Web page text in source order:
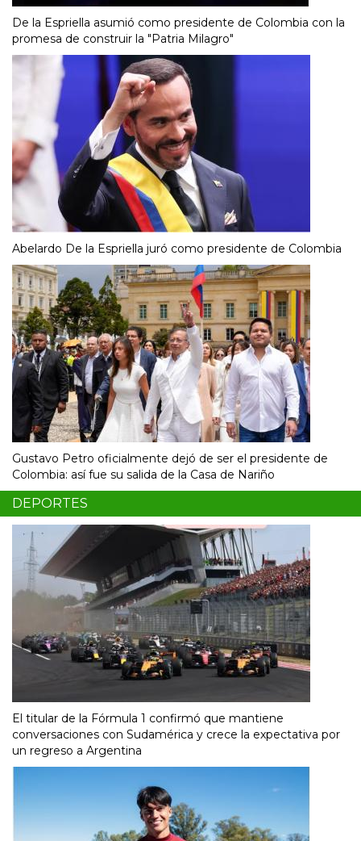
De la Espriella asumió como presidente de Colombia con la
promesa de construir la "Patria Milagro"
Abelardo De la Espriella juró como presidente de Colombia
Gustavo Petro oficialmente dejó de ser el presidente de
Colombia: así fue su salida de la Casa de Nariño
DEPORTES
El titular de la Fórmula 1 confirmó que mantiene
conversaciones con Sudamérica y crece la expectativa por
un regreso a Argentina